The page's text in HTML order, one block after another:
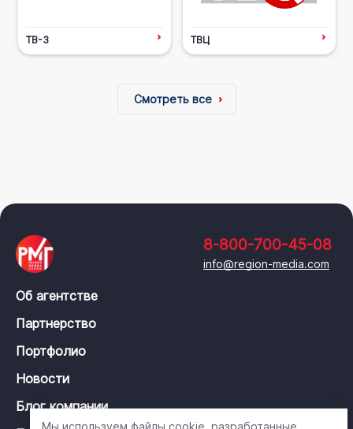
ТВ-3 ТВЦ
Смотреть все
8-800-700-45-08
info@region-media.com
Об агентстве
Партнерство
Портфолио
Новости
Блог компании
Мы используем файлы cookie, разработанные